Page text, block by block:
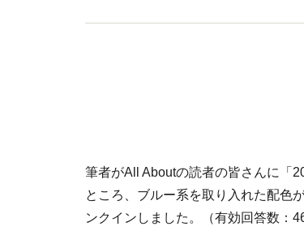
筆者がAll Aboutの読者の皆さんに「
ところ、ブルー系を取り入れた配色
ンクインしました。（有効回答数：